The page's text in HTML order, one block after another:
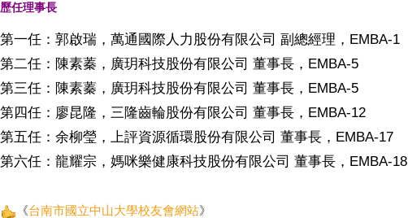
歷任理事長
第一任：郭啟瑞，萬通國際人力股份有限公司 副總經理，EMBA-1
第二任：陳素蓁，廣玥科技股份有限公司 董事長 ，EMBA-5
第三任： 陳素蓁，廣玥科技股份有限公司 董事長 ，EMBA-5
第四任： 廖昆隆，三隆齒輪股份有限公司 董事長，EMBA-12
第五任：余柳瑩 ，上評資源循環股份有限公司 董事長，EMBA-17
第六任：龍耀宗 ，媽咪樂健康科技股份有限公司 董事長，EMBA-18
《台南市國立中山大學校友會網站》